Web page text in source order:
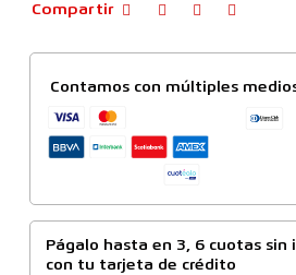
Compartir
Contamos con múltiples
Págalo hasta en 3, 6 cuotas sin
con tu tarjeta de crédito